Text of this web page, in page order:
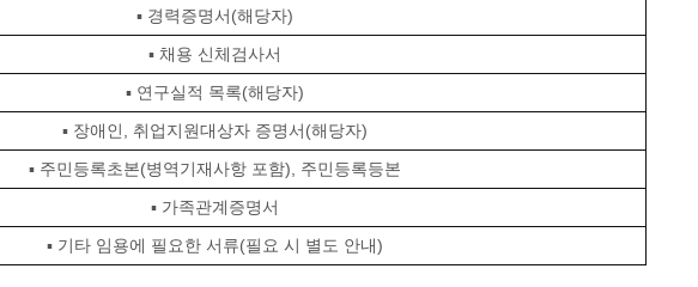
▪ 경력증명서(해당자)
▪ 채용 신체검사서
▪ 연구실적 목록(해당자)
▪ 장애인, 취업지원대상자 증명서(해당자)
▪ 주민등록초본(병역기재사항 포함), 주민등록등본
▪ 가족관계증명서
▪ 기타 임용에 필요한 서류(필요 시 별도 안내)